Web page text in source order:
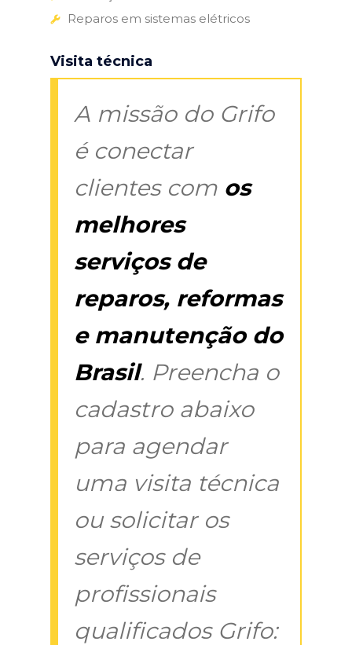
Reparos em sistemas elétricos
Visita técnica
A missão do Grifo
é conectar
clientes com os
melhores
serviços de
reparos, reformas
e manutenção do
Brasil. Preencha o
cadastro abaixo
para agendar
uma visita técnica
ou solicitar os
serviços de
profissionais
qualificados Grifo: